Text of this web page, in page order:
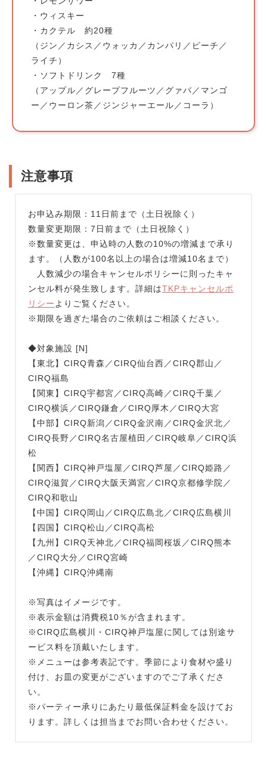
・ウィスキー
・カクテル 約20種
（ジン／カシス／ウォッカ／カンパリ／ピーチ／
ライチ）
・ソフトドリンク 7種
（アップル／グレープフルーツ／グァバ／マンゴ
ー／ウーロン茶／ジンジャーエール／コーラ）
注意事項
お申込み期限：11日前まで（土日祝除く）
数量変更期限：7日前まで（土日祝除く）
※数量変更は、申込時の人数の10%の増減まで承り
ます。（人数が100名以上の場合は増減10名まで）
人数減少の場合キャンセルポリシーに則ったキャ
ンセル料が発生致します。詳細はTKPキャンセルポ
リシーよりご覧ください。
※期限を過ぎた場合のご依頼はご相談ください。
◆対象施設 [N]
【東北】CIRQ青森／CIRQ仙台西／CIRQ郡山／
CIRQ福島
【関東】CIRQ宇都宮／CIRQ高崎／CIRQ千葉／
CIRQ横浜／CIRQ鎌倉／CIRQ厚木／CIRQ大宮
【中部】CIRQ新潟／CIRQ金沢南／CIRQ金沢北／
CIRQ長野／CIRQ名古屋植田／CIRQ岐阜／CIRQ浜
松
【関西】CIRQ神戸塩屋／CIRQ芦屋／CIRQ姫路／
CIRQ滋賀／CIRQ大阪天満宮／CIRQ京都修学院／
CIRQ和歌山
【中国】CIRQ岡山／CIRQ広島北／CIRQ広島横川
【四国】CIRQ松山／CIRQ高松
【九州】CIRQ天神北／CIRQ福岡桜坂／CIRQ熊本
／CIRQ大分／CIRQ宮崎
【沖縄】CIRQ沖縄南
※写真はイメージです。
※表示金額は消費税10％が含まれます。
※CIRQ広島横川・CIRQ神戸塩屋に関しては別途サ
ービス料を頂戴いたします。
※メニューは参考表記です。季節により食材や盛り
付け、お皿の変更がございますのでご了承くださ
い。
※パーティー承りにあたり最低保証料金を設けてお
ります。詳しくは担当までお問い合わせください。